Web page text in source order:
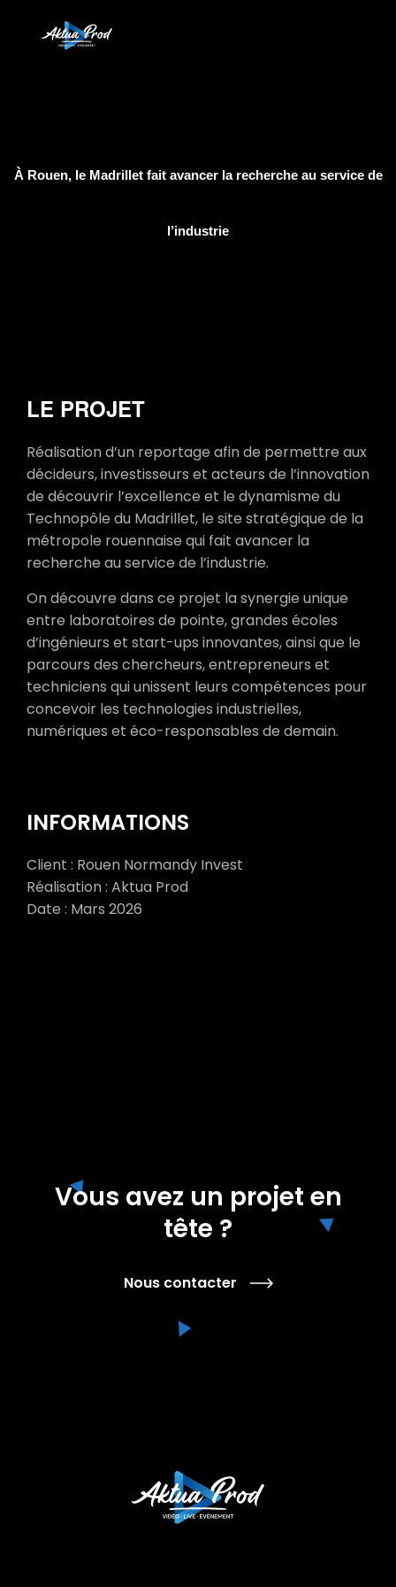
À Rouen, le Madrillet fait avancer la recherche au service de
l’industrie
LE PROJET
Réalisation d’un reportage afin de permettre aux
décideurs, investisseurs et acteurs de l’innovation
de découvrir l’excellence et le dynamisme du
Technopôle du Madrillet, le site stratégique de la
métropole rouennaise qui fait avancer la
recherche au service de l’industrie.
On découvre dans ce projet la synergie unique
entre laboratoires de pointe, grandes écoles
d’ingénieurs et start-ups innovantes, ainsi que le
parcours des chercheurs, entrepreneurs et
techniciens qui unissent leurs compétences pour
concevoir les technologies industrielles,
numériques et éco-responsables de demain.
INFORMATIONS
Client : Rouen Normandy Invest
Réalisation : Aktua Prod
Date : Mars 2026
Vous avez un projet en
tête ?
Nous contacter